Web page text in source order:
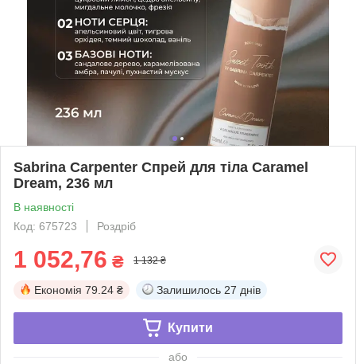
Sabrina Carpenter Спрей для тіла Caramel
Dream, 236 мл
В наявності
Код: 675723
Роздріб
1 052,76 ₴ 1 132 ₴
Економія 79.24 ₴ Залишилось 27 днів
Купити
або